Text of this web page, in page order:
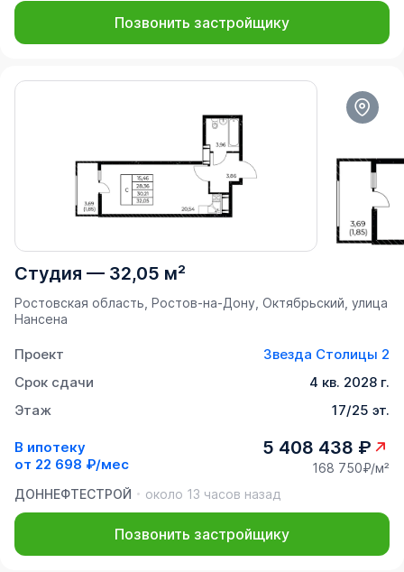
Позвонить застройщику
Студия — 32,05 м²
Ростовская область, Ростов-на-Дону, Октябрьский, улица
Нансена
Проект
Звезда Столицы 2
Срок сдачи
4 кв. 2028 г.
Этаж
17/25 эт.
В ипотеку
от 22 698 ₽/мес
5 408 438 ₽
168 750₽/м²
ДОННЕФТЕСТРОЙ
около 13 часов назад
Позвонить застройщику